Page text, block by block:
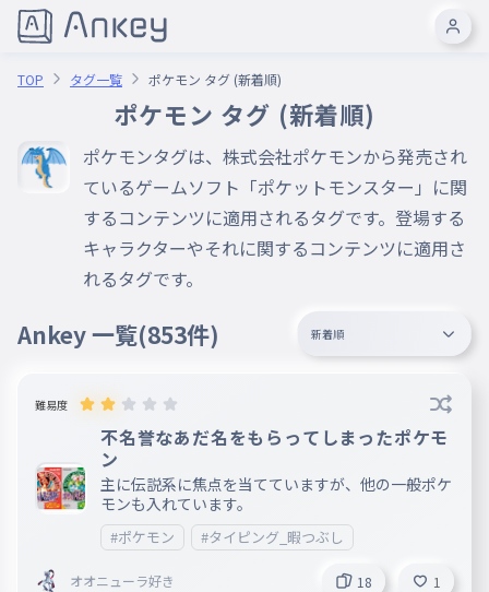
TOP タグ一覧 ポケモン タグ (新着順)
ポケモン タグ (新着順)
ポケモンタグは、株式会社ポケモンから発売され
ているゲームソフト「ポケットモンスター」に関
するコンテンツに適用されるタグです。登場する
キャラクターやそれに関するコンテンツに適用さ
れるタグです。
Ankey 一覧(853件) 新着順
難易度
不名誉なあだ名をもらってしまったポケモ
ン
主に伝説系に焦点を当てていますが、他の一般ポケ
モンも入れています。
#ポケモン #タイピング_暇つぶし
オオニューラ好き 18 1